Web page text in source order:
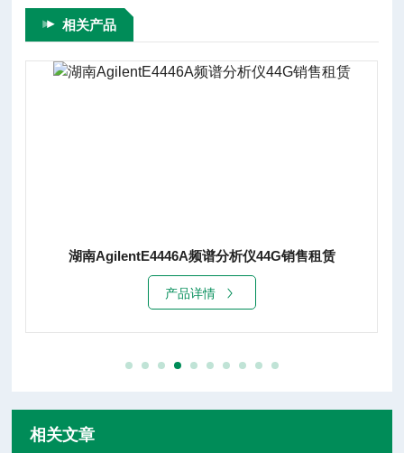
相关产品
湖南AgilentE4446A频谱分析仪44G销售租赁
产品详情
相关文章